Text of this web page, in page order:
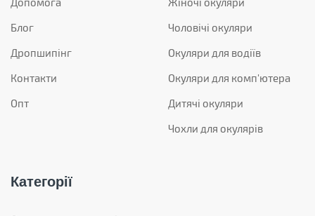
Блог
Дропшипінг
Контакти
Опт
Чоловічі окуляри
Окуляри для водіїв
Окуляри для комп'ютера
Дитячі окуляри
Чохли для окулярів
Категорії